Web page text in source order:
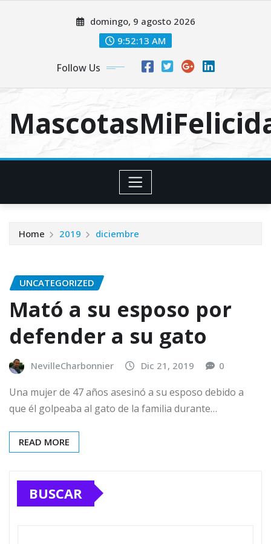
domingo, 9 agosto 2026
9:52:13 AM
Follow Us
Home 2019 diciembre
UNCATEGORIZED
Mató a su esposo por
defender a su gato
NevilleCharbonnier Dic 21, 2019 0
Una mujer de 47 años asesinó a su esposo debido a
que él golpeaba al gato de la familia durante…
READ MORE
BUSCAR